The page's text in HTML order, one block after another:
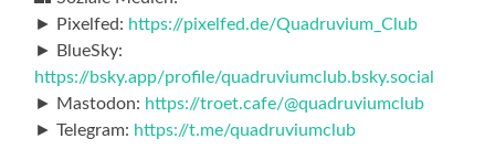
► Pixelfed: https://pixelfed.de/Quadruvium_Club
► BlueSky:
https://bsky.app/profile/quadruviumclub.bsky.social
► Mastodon: https://troet.cafe/@quadruviumclub
► Telegram: https://t.me/quadruviumclub